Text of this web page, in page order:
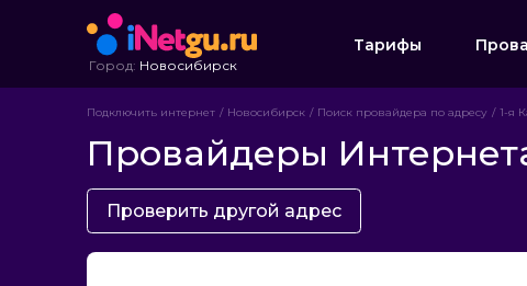
Город: Новосибирск
Тарифы
Подключить интернет Новосибирск Поиск провайдера по адресу 1-я
Провайдеры
Проверить другой адрес